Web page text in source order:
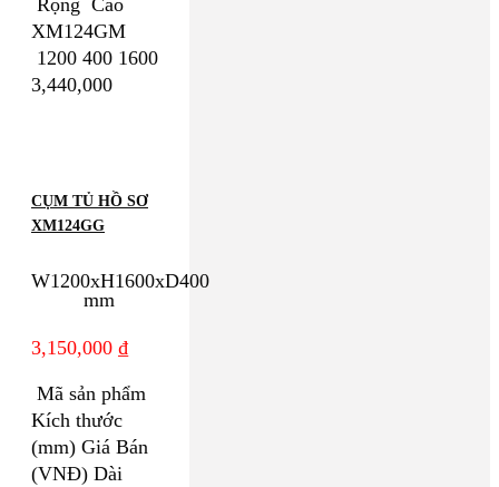
Rộng Cao
XM124GM
1200 400 1600
3,440,000
CỤM TỦ HỒ SƠ
XM124GG
W1200xH1600xD400
mm
3,150,000 ₫
Mã sản phẩm
Kích thước
(mm) Giá Bán
(VNĐ) Dài